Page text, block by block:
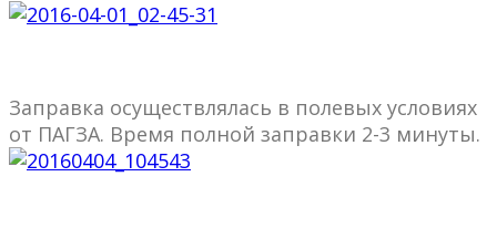
Заправка осуществлялась в полевых условиях
от ПАГЗА. Время полной заправки 2-3 минуты.